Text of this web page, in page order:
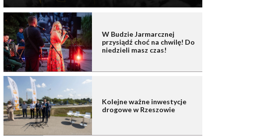
W Budzie Jarmarcznej
przysiądź choć na chwilę! Do
niedzieli masz czas!
Kolejne ważne inwestycje
drogowe w Rzeszowie